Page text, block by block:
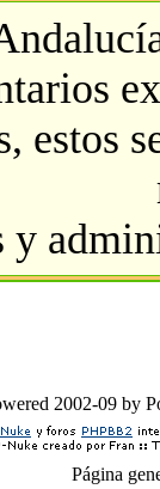
estos
y
2002-09 by
Página